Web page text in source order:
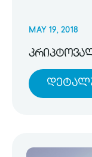
MAY 19, 2018